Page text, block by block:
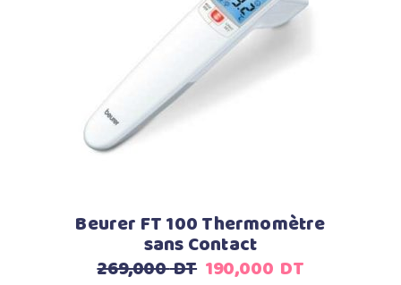
Ajouter au panier
Beurer FT 100 Thermomètre
sans Contact
269,000DT Le
190,000 DTLe